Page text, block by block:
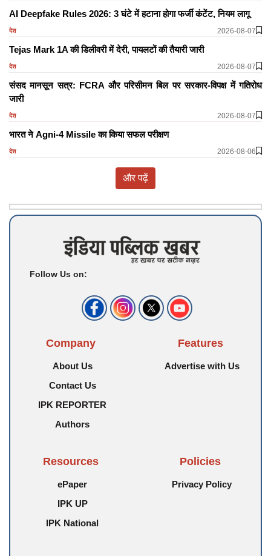
AI Deepfake Rules 2026: 3 घंटे में हटाना होगा फर्जी कंटेंट, नियम लागू
देश 2026-08-07
Tejas Mark 1A की डिलीवरी में देरी, पायलटों की तैयारी जारी
देश 2026-08-07
संसद मानसून सत्र: FCRA और परिसीमन बिल पर सरकार-विपक्ष में गतिरोध
जारी
देश 2026-08-07
भारत ने Agni-4 Missile का किया सफल परीक्षण
देश 2026-08-06
और पढ़ें
Follow Us on:
Company
About Us
Contact Us
IPK REPORTER
Authors
Features
Advertise with Us
Resources
ePaper
IPK UP
IPK National
Policies
Privacy Policy